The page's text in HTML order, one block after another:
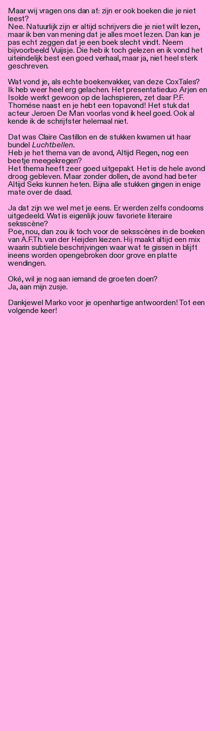
Maar wij vragen ons dan af: zijn er ook boeken die je niet
leest?
Nee. Natuurlijk zijn er altijd schrijvers die je niet wilt lezen,
maar ik ben van mening dat je alles moet lezen. Dan kan je
pas echt zeggen dat je een boek slecht vindt. Neem
bijvoorbeeld Vuijsje. Die heb ik toch gelezen en ik vond het
uiteindelijk best een goed verhaal, maar ja, niet heel sterk
geschreven.
Wat vond je, als echte boekenvakker, van deze CoxTales?
Ik heb weer heel erg gelachen. Het presentatieduo Arjen en
Isolde werkt gewoon op de lachspieren, zet daar P.F.
Thomése naast en je hebt een topavond! Het stuk dat
acteur Jeroen De Man voorlas vond ik heel goed. Ook al
kende ik de schrijfster helemaal niet.
Dat was Claire Castillon en de stukken kwamen uit haar
bundel Luchtbellen.
Heb je het thema van de avond, Altijd Regen, nog een
beetje meegekregen?
Het thema heeft zeer goed uitgepakt. Het is de hele avond
droog gebleven. Maar zonder dollen, de avond had beter
Altijd Seks kunnen heten. Bijna alle stukken gingen in enige
mate over de daad.
Ja dat zijn we wel met je eens. Er werden zelfs condooms
uitgedeeld. Wat is eigenlijk jouw favoriete literaire
seksscène?
Poe, nou, dan zou ik toch voor de seksscènes in de boeken
van A.F.Th. van der Heijden kiezen. Hij maakt altijd een mix
waarin subtiele beschrijvingen waar wat te gissen in blijft
ineens worden opengebroken door grove en platte
wendingen.
Oké, wil je nog aan iemand de groeten doen?
Ja, aan mijn zusje.
Dankjewel Marko voor je openhartige antwoorden! Tot een
volgende keer!